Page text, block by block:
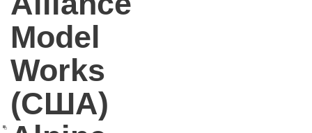
Model
Works
(США)